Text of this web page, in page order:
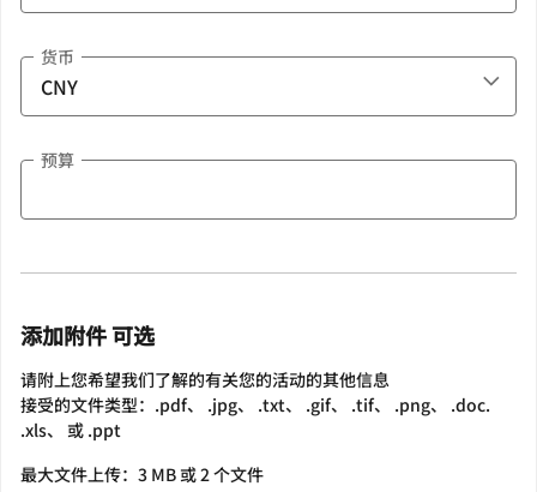
货币
预算
添加附件 可选
请附上您希望我们了解的有关您的活动的其他信息
接受的文件类型：.pdf、 .jpg、 .txt、 .gif、 .tif、 .png、 .doc.
.xls、 或 .ppt
最大文件上传：3 MB 或 2 个文件